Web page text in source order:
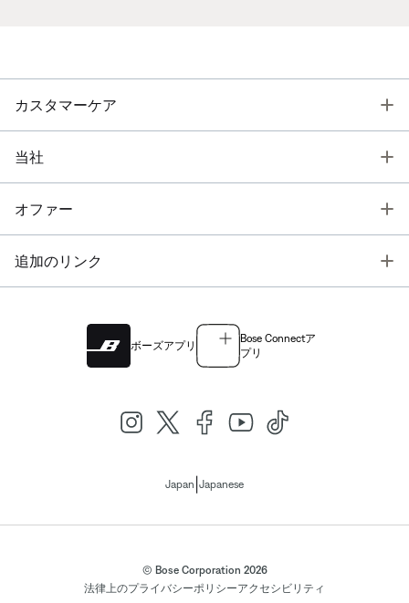
カスタマーケア
当社
オファー
追加のリンク
ボーズアプリ
Bose Connectア
プリ
Japan Japanese
© Bose Corporation 2026
法律上のプライバシーポリシーアクセシビリティ